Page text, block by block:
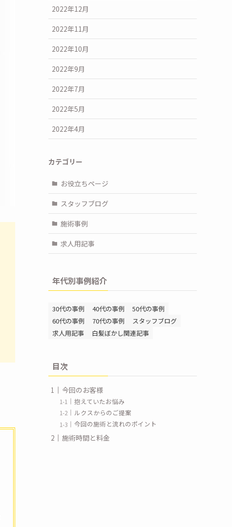
2022年12月
2022年11月
2022年10月
2022年9月
2022年7月
2022年5月
2022年4月
カテゴリー
お役立ちページ
スタッフブログ
施術事例
求人用記事
年代別事例紹介
30代の事例 40代の事例
50代の事例
60代の事例
70代の事例
スタッフブログ
求人用記事
白髪ぼかし関連記事
目次
今回のお客様
抱えていたお悩み
ルクスからのご提案
今回の施術と流れのポイント
施術時間と料金